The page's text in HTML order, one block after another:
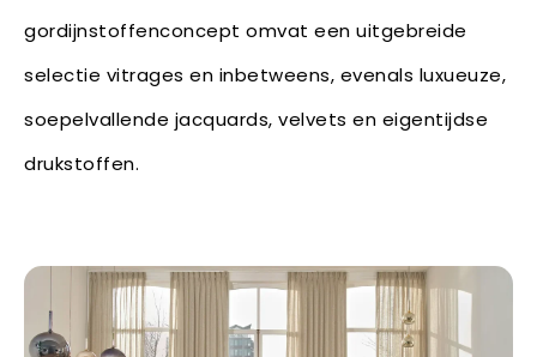
gordijnstoffenconcept omvat een uitgebreide
selectie vitrages en inbetweens, evenals luxueuze,
soepelvallende jacquards, velvets en eigentijdse
drukstoffen.